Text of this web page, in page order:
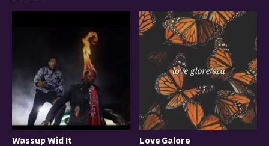
Wassup Wid It
Love Galore